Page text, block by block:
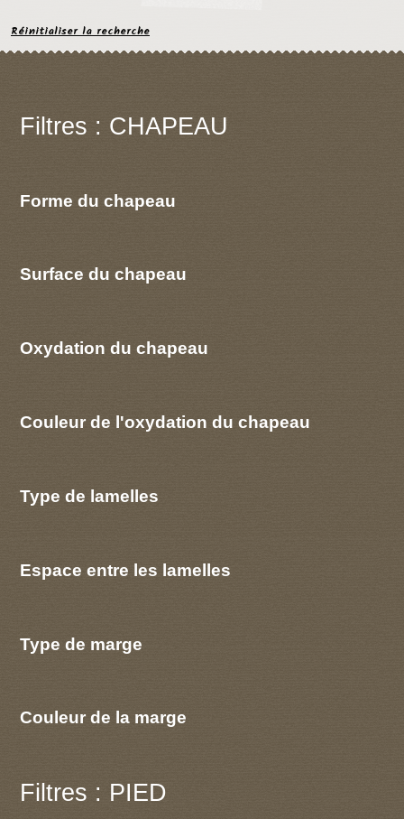
Réinitialiser la recherche
Filtres : CHAPEAU
Forme du chapeau
Surface du chapeau
Oxydation du chapeau
Couleur de l'oxydation du chapeau
Type de lamelles
Espace entre les lamelles
Type de marge
Couleur de la marge
Filtres : PIED